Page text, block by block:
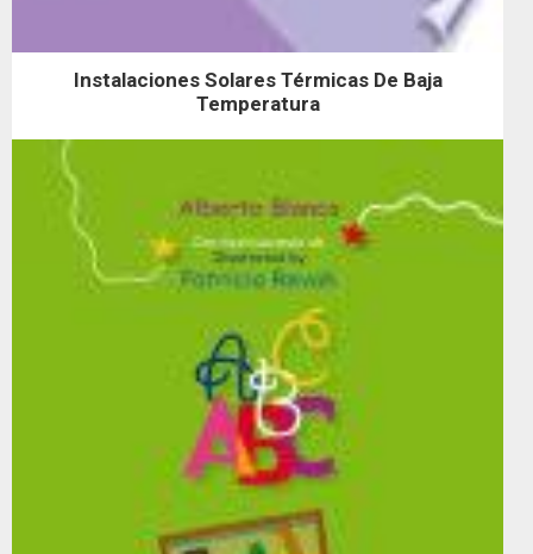
Instalaciones Solares Térmicas De Baja
Temperatura